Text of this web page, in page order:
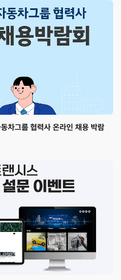
차그룹 협력사 온라인 채용 박람